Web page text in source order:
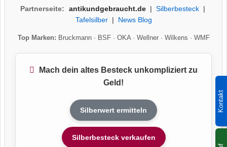
Kontakt
Partnerseite: antikundgebraucht.de| Silberbesteck|
Tafelsilber| News Blog
Top Marken: Bruckmann· BSF· OKA· Wellner· Wilkens · WMF
Mach dein altes Besteck unkompliziert zu
Geld!
Silberwert ermitteln
Silberbesteck verkaufen